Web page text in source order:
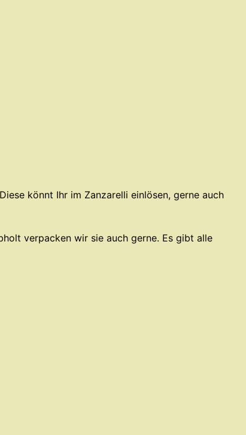
könnt Ihr im Zanzarelli einlösen, gerne auch
verpacken wir sie auch gerne. Es gibt alle